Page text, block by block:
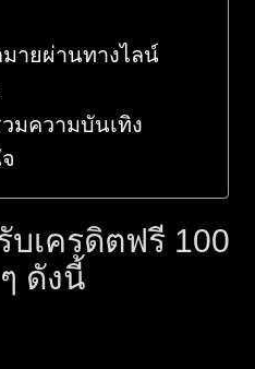
ายผ่านทางไลน์
มความบันเทิง
เครดิตฟรี 100
ดังนี้